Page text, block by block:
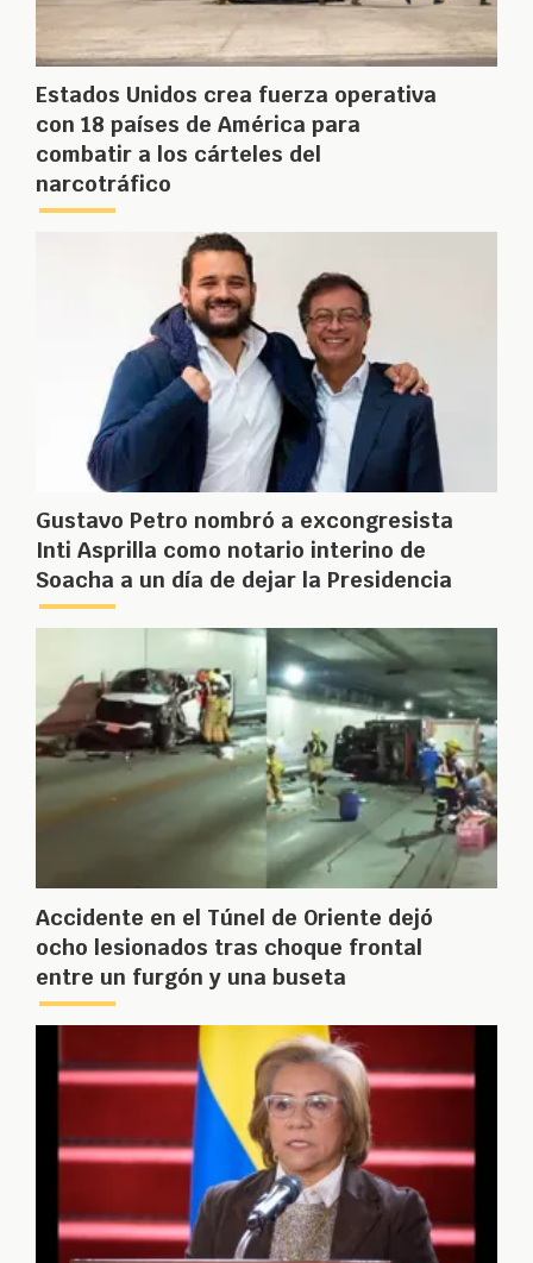
Estados Unidos crea fuerza operativa
con 18 países de América para
combatir a los cárteles del
narcotráfico
Gustavo Petro nombró a excongresista
Inti Asprilla como notario interino de
Soacha a un día de dejar la Presidencia
Accidente en el Túnel de Oriente dejó
ocho lesionados tras choque frontal
entre un furgón y una buseta